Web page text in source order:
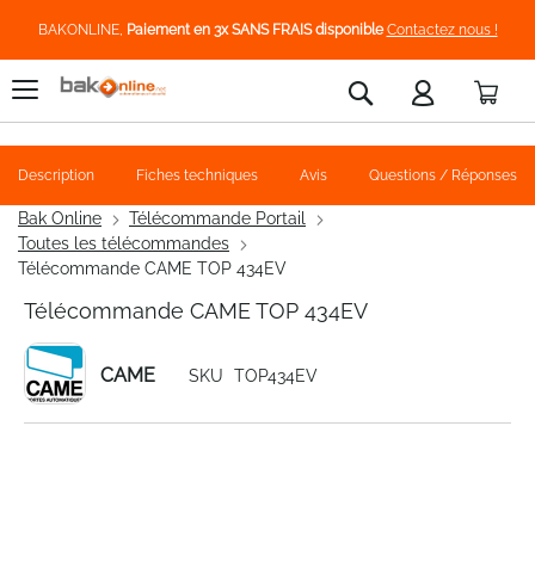
BAKONLINE, Paiement en 3x SANS FRAIS disponible Contactez nous !
Rechercher
Bak Online
Télécommande Portail
Toutes les télécommandes
Télécommande CAME TOP 434EV
Télécommande CAME TOP 434EV
CAME SKU TOP434EV
Description Fiches techniques Avis Questions / Réponses